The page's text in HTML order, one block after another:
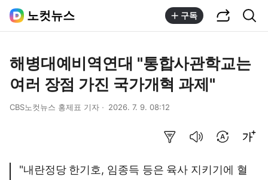
노컷뉴스 구독
해병대예비역연대 "통합사관학교는
여러 장점 가진 국가개혁 과제"
CBS노컷뉴스 홍제표 기자 2026. 7. 9. 08:12
"내란정당 한기호, 임종득 등은 육사 지키기에 혈